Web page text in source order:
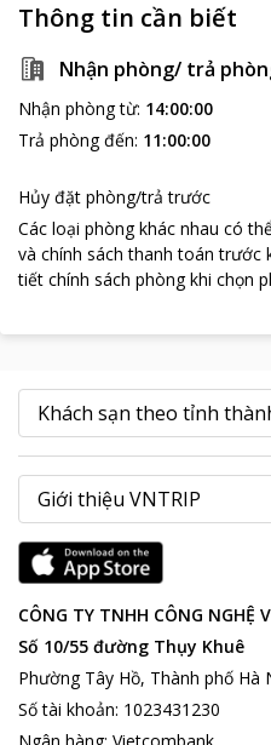
Thông tin cần biết
Nhận phòng/ trả
Nhận phòng từ: 14:00:00
Trả phòng đến: 11:00:00
Hủy đặt phòng/trả trước
Các loại phòng khác nhau có
và chính sách thanh toán trước
tiết chính sách phòng khi chọn
CÔNG TY TNHH CÔNG NGHỆ
Số 10/55 đường Thụy Khuê
Phường Tây Hồ, Thành phố Hà
Số tài khoản: 1023431230